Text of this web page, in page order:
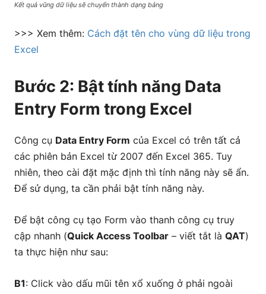
Kết quả vũng dữ liệu sẽ chuyển thành dạng bảng
>>> Xem thêm: Cách đặt tên cho vùng dữ liệu trong
Excel
Bước 2: Bật tính năng Data
Entry Form trong Excel
Công cụ Data Entry Form của Excel có trên tất cả
các phiên bản Excel từ 2007 đến Excel 365. Tuy
nhiên, theo cài đặt mặc định thì tính năng này sẽ ẩn.
Để sử dụng, ta cần phải bật tính năng này.
Để bật công cụ tạo Form vào thanh công cụ truy
cập nhanh (Quick Access Toolbar – viết tắt là QAT)
ta thực hiện như sau:
B1: Click vào dấu mũi tên xổ xuống ở phải ngoài